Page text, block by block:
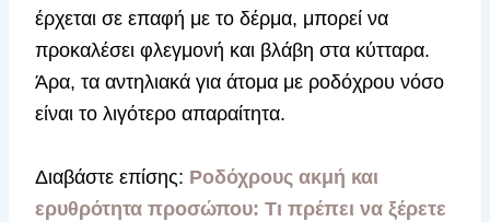
έρχεται σε επαφή με το δέρμα, μπορεί να
προκαλέσει φλεγμονή και βλάβη στα κύτταρα.
Άρα, τα αντηλιακά για άτομα με ροδόχρου νόσο
είναι το λιγότερο απαραίτητα.
Διαβάστε επίσης: Ροδόχρους ακμή και
ερυθρότητα προσώπου: Τι πρέπει να ξέρετε